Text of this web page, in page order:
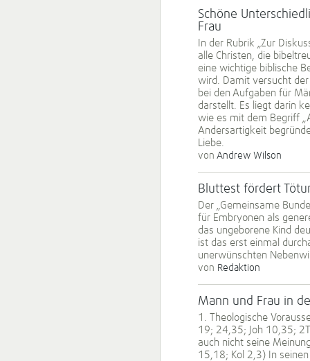
Schöne
Frau
In der Rubrik „Zur
alle Christen, die
eine wichtige biblische
wird. Damit versucht
bei den Aufgaben für
darstellt. Es liegt darin
wie es mit dem Begriff
Andersartigkeit
Liebe.
von Andrew Wilson
Bluttest fördert
Der „Gemeinsame
für Embryonen als
das ungeborene Kind
ist das erst einmal
unerwünschten
von Redaktion
Mann und Frau in
1. Theologische
19; 24,35; Joh 10,35;
auch nicht seine
15,18; Kol 2,3) In